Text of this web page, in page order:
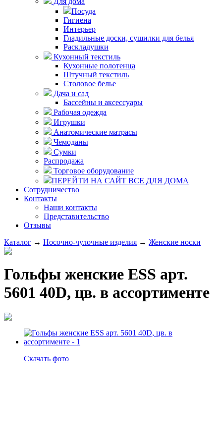
Посуда
Гигиена
Интерьер
Гладильные доски, сушилки для белья
Раскладушки
Кухонный текстиль
Кухонные полотенца
Штучный текстиль
Столовое белье
Дача и сад
Бассейны и аксессуары
Рабочая одежда
Игрушки
Анатомические матрасы
Чемоданы
Сумки
Распродажа
Торговое оборудование
ПЕРЕЙТИ НА САЙТ ВСЕ ДЛЯ ДОМА
Сотрудничество
Контакты
Наши контакты
Представительство
Отзывы
Каталог → Носочно-чулочные изделия → Женские носки
Гольфы женские ESS арт.
5601 40D, цв. в ассортименте
Скачать фото